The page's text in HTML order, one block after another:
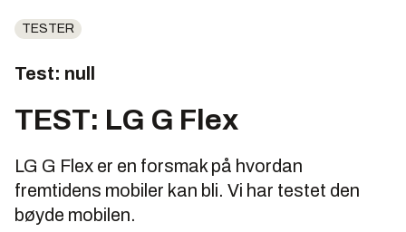
TESTER
Test: null
TEST: LG G Flex
LG G Flex er en forsmak på hvordan
fremtidens mobiler kan bli. Vi har testet den
bøyde mobilen.